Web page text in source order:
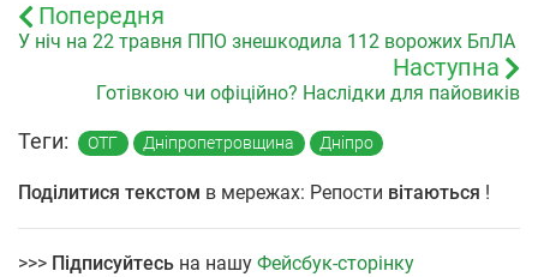
Попередня
У ніч на 22 травня ППО знешкодила 112 ворожих БпЛА
Наступна
Готівкою чи офіційно? Наслідки для пайовиків
Теги: ОТГ Дніпропетровщина Дніпро
Поділитися текстом в мережах: Репости вітаються !
>>> Підписуйтесь на нашу Фейсбук-сторінку